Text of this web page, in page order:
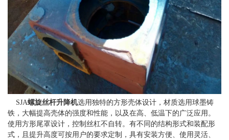
SJA螺旋丝杆升降机选用独特的方形壳体设计，材质选用球墨铸
铁，大幅提高壳体的强度和性能，以及在高、低温下的广泛应用。
使用方形尾罩设计，控制丝杠不自转。有不同的结构形式和装配形
式，且提升高度可按用户的要求定制，具有安装方便、使用灵活、